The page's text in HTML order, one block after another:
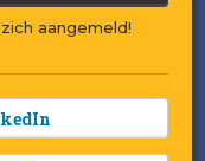
aangemeld!